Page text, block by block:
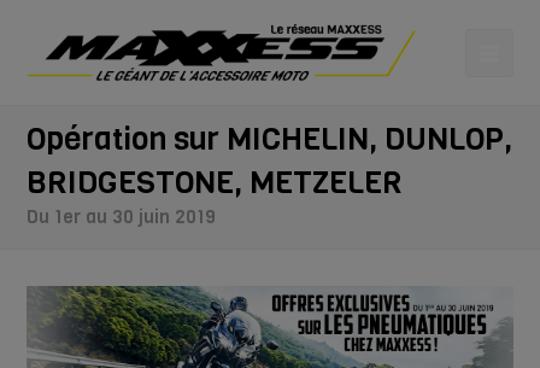
Opération sur MICHELIN, DUNLOP,
BRIDGESTONE, METZELER
Du 1er au 30 juin 2019